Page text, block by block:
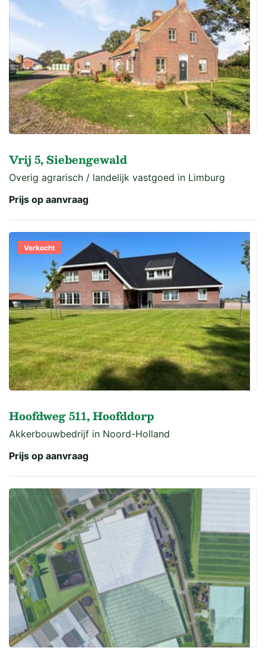
Vrij 5, Siebengewald
Overig agrarisch / landelijk vastgoed in Limburg
Prijs op aanvraag
Verkocht
Hoofdweg 511, Hoofddorp
Akkerbouwbedrijf in Noord-Holland
Prijs op aanvraag